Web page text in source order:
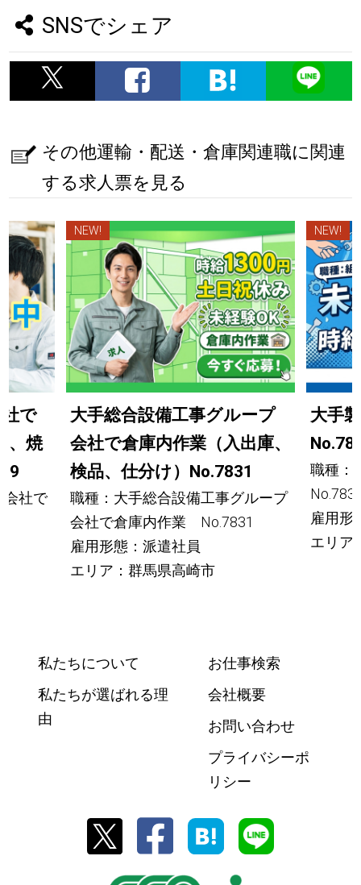
SNSでシェア
その他運輸・配送・倉庫関連職に関連
する求人票を見る
で
、焼
会社で
NEW!
大手総合設備工事グループ
会社で倉庫内作業（入出庫、
検品、仕分け）No.7831
職種：大手総合設備工事グループ
会社で倉庫内作業 No.7831
雇用形態：派遣社員
エリア：群馬県高崎市
NEW!
大手
職種
雇用形
エリア
私たちについて
私たちが選ばれる理
由
お仕事検索
会社概要
お問い合わせ
プライバシーポ
リシー